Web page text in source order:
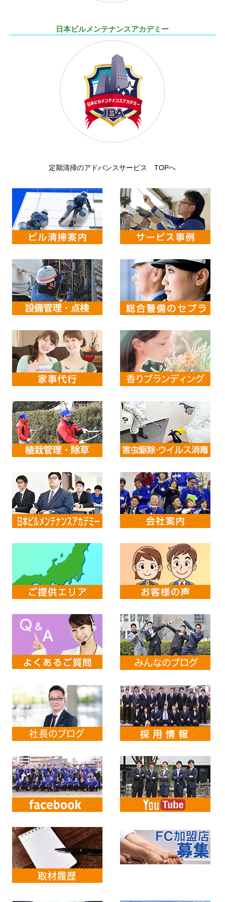
日本ビルメンテナンスアカデミー
定期清掃のアドバンスサービス TOPへ